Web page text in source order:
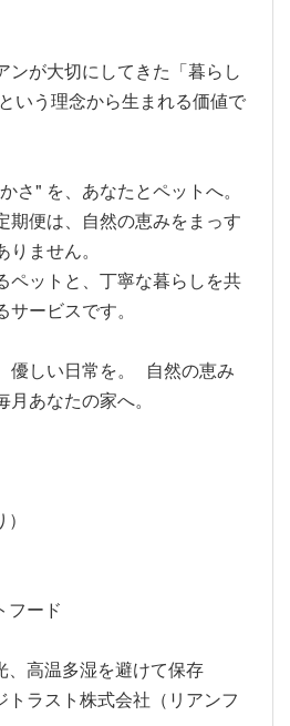
ンが大切にしてきた「暮らし
いう理念から生まれる価値で
さ" を、あなたとペットへ。
期便は、自然の恵みをまっす
ません。
ペットと、丁寧な暮らしを共
ービスです。
優しい日常を。 自然の恵み
あなたの家へ。
フード
、高温多湿を避けて保存
ラスト株式会社（リアンフ